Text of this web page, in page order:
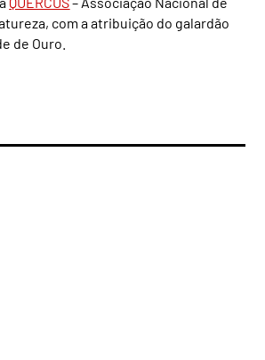
com a atribuição do galardão
de Ouro.